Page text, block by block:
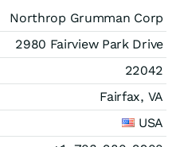
Northrop Grumman Corp
2980 Fairview Park Drive
22042
Fairfax, VA
USA